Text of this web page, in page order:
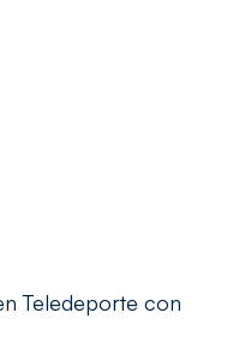
Teledeporte con